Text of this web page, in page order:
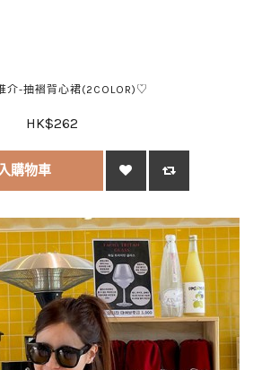
介-抽褶背心裙(2COLOR)♡
HK$262
購物車